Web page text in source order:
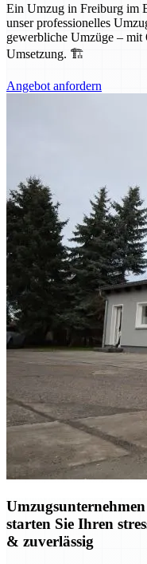
Ein Umzug in Freiburg im
unser professionelles
gewerbliche Umzüge – mit
Umsetzung. 🏗️
Angebot anfordern
starten Sie Ihren
& zuverlässig